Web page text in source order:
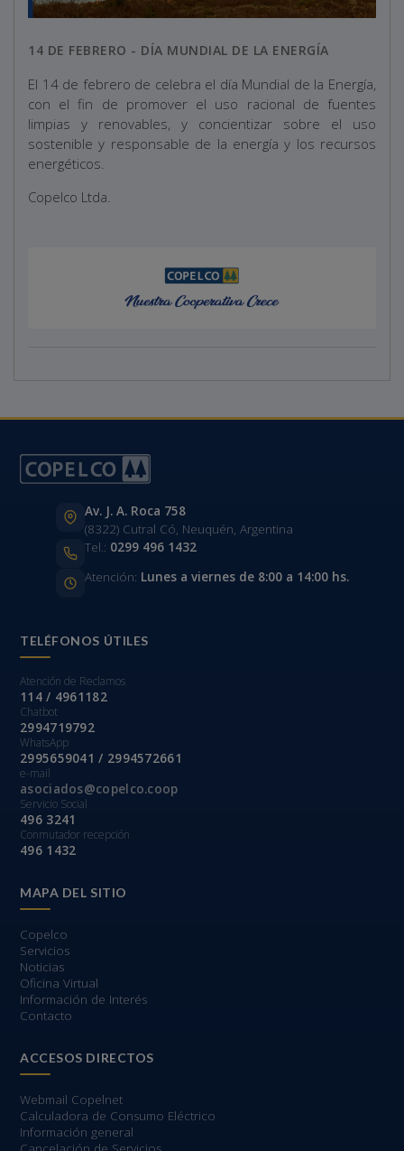
14 DE FEBRERO - DÍA MUNDIAL DE LA ENERGÍA
El 14 de febrero de celebra el día Mundial de la Energía,
con el fin de promover el uso racional de fuentes
limpias y renovables, y concientizar sobre el uso
sostenible y responsable de la energía y los recursos
energéticos.
Copelco Ltda.
Av. J. A. Roca 758
(8322) Cutral Có, Neuquén, Argentina
Tel.: 0299 496 1432
Atención: Lunes a viernes de 8:00 a 14:00 hs.
TELÉFONOS ÚTILES
Atención de Reclamos
114 / 4961182
Chatbot
2994719792
WhatsApp
2995659041 / 2994572661
e-mail
asociados@copelco.coop
Servicio Social
496 3241
Conmutador recepción
496 1432
MAPA DEL SITIO
Copelco
Servicios
Noticias
Oficina Virtual
Información de Interés
Contacto
ACCESOS DIRECTOS
Webmail Copelnet
Calculadora de Consumo Eléctrico
Información general